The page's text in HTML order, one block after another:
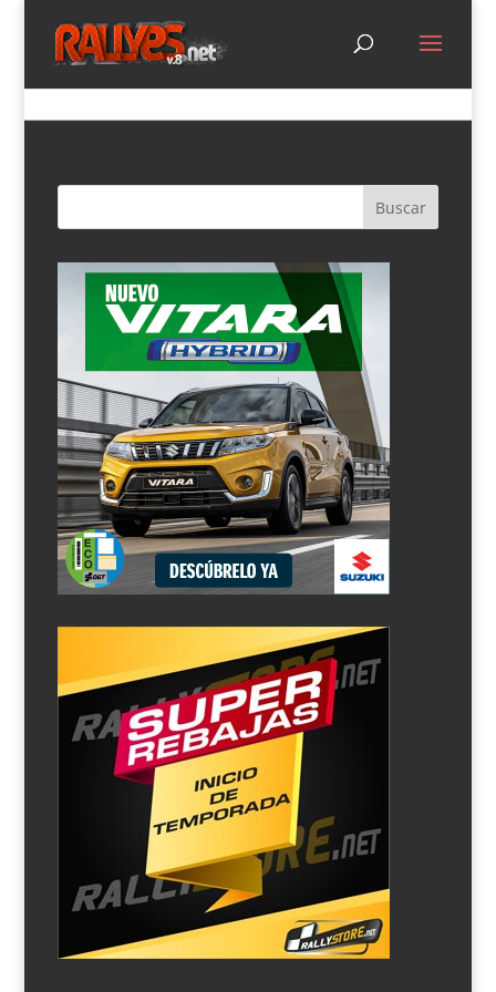
nueva) X Comparte en Facebook (Se abre en una
ventana nueva)...
Luca Rosetti en el Campeonato Turco de Rallyes
porRallyes.net Mar 19, 2012|Noticias
El piloto italiano será el piloto oficial de Skoda en
Turquía con el objetivo de ganar el Campeonato. El
programa incluye las 6 pruebas del Campeonato Turco y
el Bosphorus Rally puntuable para el Europeo. El equipo
será el Pegasus Racing y el coche un Skoda Fabia...
porRallyes.net|Mar 19, 2012|Noticias
El piloto italiano ha llegado a un acuerdo con el equipo
A-Style para pilotar un Ford Fiesta S2000 en varias
pruebas del IRC. Basso comenzará en el Tour de Corse y
al menos hará el Sanremo y San Marino. El piloto
continua trabajando para conseguir los
patrocinadores...
El IRC se abre a los RRC
porRallyes.net|Feb 23, 2012 Noticias
Por primera vez el IRC permitirá sumar puntos a los